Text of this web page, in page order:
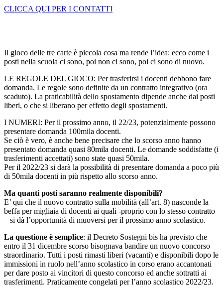
CLICCA QUI PER I CONTATTI
Il gioco delle tre carte è piccola cosa ma rende l’idea: ecco come i
posti nella scuola ci sono, poi non ci sono, poi ci sono di nuovo.
LE REGOLE DEL GIOCO: Per trasferirsi i docenti debbono fare
domanda. Le regole sono definite da un contratto integrativo (ora
scaduto). La praticabilità dello spostamento dipende anche dai posti
liberi, o che si liberano per effetto degli spostamenti.
I NUMERI: Per il prossimo anno, il 22/23, potenzialmente possono
presentare domanda 100mila docenti.
Se ciò è vero, è anche bene precisare che lo scorso anno hanno
presentato domanda quasi 80mila docenti. Le domande soddisfatte (i
trasferimenti accettati) sono state quasi 50mila.
Per il 2022/23 si darà la possibilità di presentare domanda a poco più
di 50mila docenti in più rispetto allo scorso anno.
Ma quanti posti saranno realmente disponibili?
E’ qui che il nuovo contratto sulla mobilità (all’art. 8) nasconde la
beffa per migliaia di docenti ai quali -proprio con lo stesso contratto
– si dà l’opportunità di muoversi per il prossimo anno scolastico.
La questione è semplice: il Decreto Sostegni bis ha previsto che
entro il 31 dicembre scorso bisognava bandire un nuovo concorso
straordinario. Tutti i posti rimasti liberi (vacanti) e disponibili dopo le
immissioni in ruolo nell’anno scolastico in corso erano accantonati
per dare posto ai vincitori di questo concorso ed anche sottratti ai
trasferimenti. Praticamente congelati per l’anno scolastico 2022/23.